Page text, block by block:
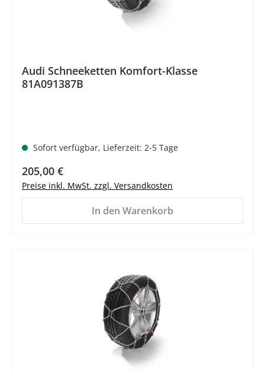
Audi Schneeketten Komfort-Klasse
81A091387B
Sofort verfügbar, Lieferzeit: 2-5 Tage
Regulärer Preis:
205,00 €
Preise inkl. MwSt. zzgl. Versandkosten
In den Warenkorb